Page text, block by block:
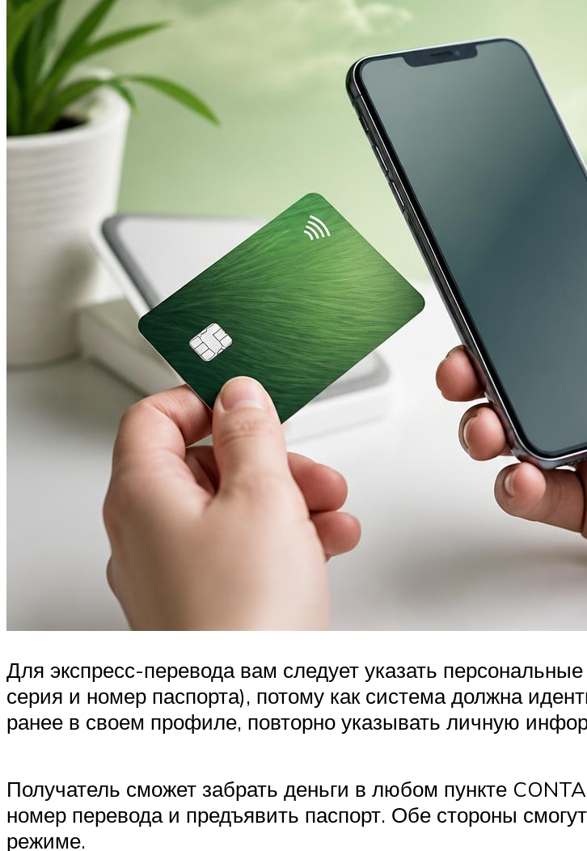
Для экспресс-перевода вам следует указать
серия и номер паспорта), потому как система должна
ранее в своем профиле, повторно указывать личную
Получатель сможет забрать деньги в любом пункте
номер перевода и предъявить паспорт. Обе стороны
режиме.